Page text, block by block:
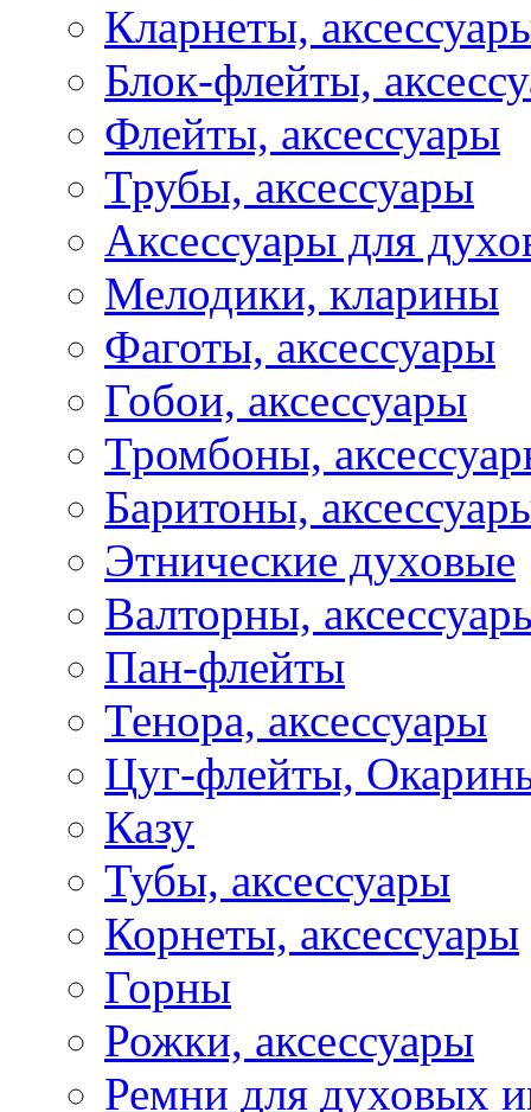
Кларнеты,
Блок-флейты,
Флейты, аксессуары
Трубы, аксессуары
Аксессуары для
Мелодики, кларины
Фаготы, аксессуары
Гобои, аксессуары
Тромбоны,
Баритоны,
Этнические духовые
Валторны,
Пан-флейты
Тенора, аксессуары
Цуг-флейты,
Казу
Тубы, аксессуары
Корнеты, аксессуары
Горны
Рожки, аксессуары
Ремни для духовых